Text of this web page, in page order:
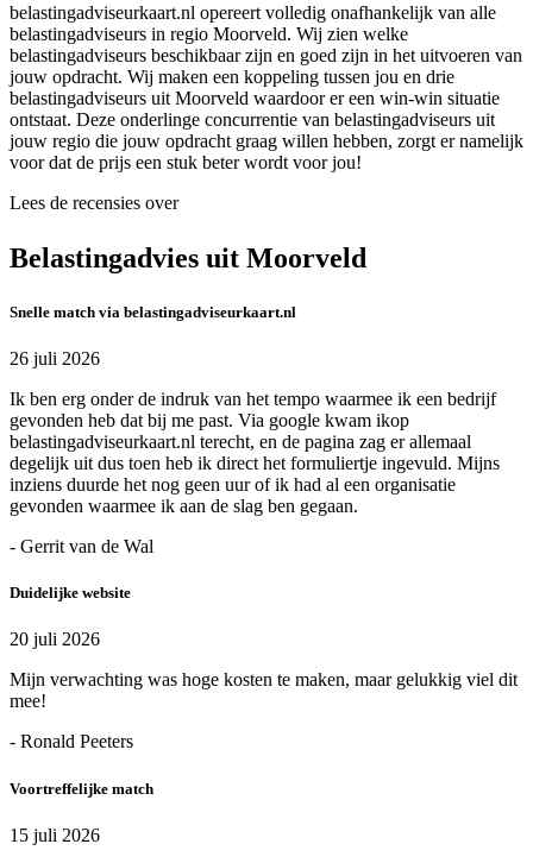
belastingadviseurkaart.nl opereert volledig onafhankelijk van alle
belastingadviseurs in regio Moorveld. Wij zien welke
belastingadviseurs beschikbaar zijn en goed zijn in het uitvoeren van
jouw opdracht. Wij maken een koppeling tussen jou en drie
belastingadviseurs uit Moorveld waardoor er een win-win situatie
ontstaat. Deze onderlinge concurrentie van belastingadviseurs uit
jouw regio die jouw opdracht graag willen hebben, zorgt er namelijk
voor dat de prijs een stuk beter wordt voor jou!
Lees de recensies over
Belastingadvies uit Moorveld
Snelle match via belastingadviseurkaart.nl
26 juli 2026
Ik ben erg onder de indruk van het tempo waarmee ik een bedrijf
gevonden heb dat bij me past. Via google kwam ikop
belastingadviseurkaart.nl terecht, en de pagina zag er allemaal
degelijk uit dus toen heb ik direct het formuliertje ingevuld. Mijns
inziens duurde het nog geen uur of ik had al een organisatie
gevonden waarmee ik aan de slag ben gegaan.
- Gerrit van de Wal
Duidelijke website
20 juli 2026
Mijn verwachting was hoge kosten te maken, maar gelukkig viel dit
mee!
- Ronald Peeters
Voortreffelijke match
15 juli 2026